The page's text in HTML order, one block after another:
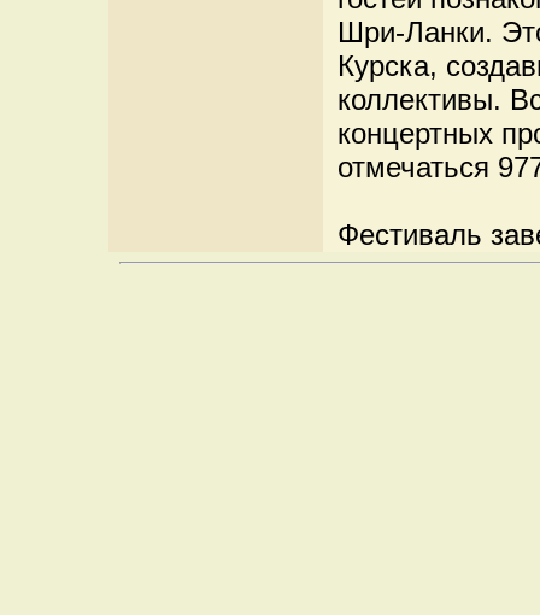
Шри-Ланки.
Курска,
коллективы.
концертных
отмечаться
Фестиваль